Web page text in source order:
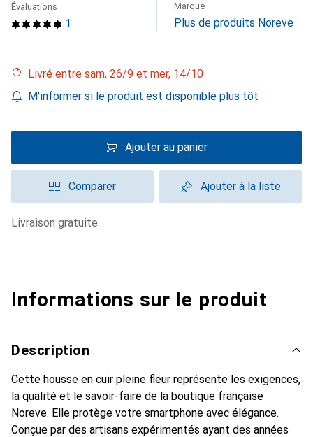
1
Évaluations Marque
Plus de produits Noreve
Livré entre sam, 26/9 et mer, 14/10
M'informer si le produit est disponible plus tôt
Ajouter au panier
Comparer Ajouter à la liste
livraison gratuite
Informations sur le produit
Description
Cette housse en cuir pleine fleur représente les exigences,
la qualité et le savoir-faire de la boutique française
Noreve. Elle protège votre smartphone avec élégance.
Conçue par des artisans expérimentés ayant des années